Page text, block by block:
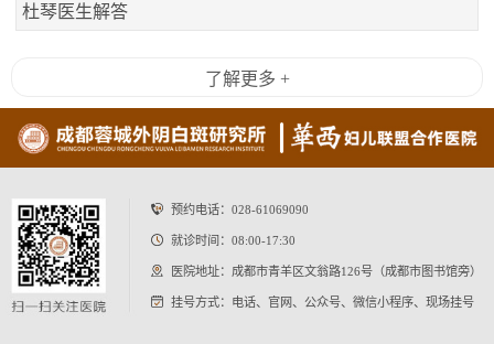
杜琴医生解答
了解更多 +
预约电话： 028-61069090
就诊时间：08:00-17:30
医院地址：成都市青羊区文翁路126号（成都市图书馆旁）
挂号方式：电话、官网、公众号、微信小程序、现场挂号